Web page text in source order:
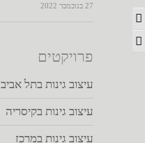
מתג ניגודיות גבוהה
מתג גודל גופן
27 בנובמבר 2022
פרויקטים
עיצוב גינות בתל אביב
עיצוב גינות בקיסריה
עיצוב גינות במרכז